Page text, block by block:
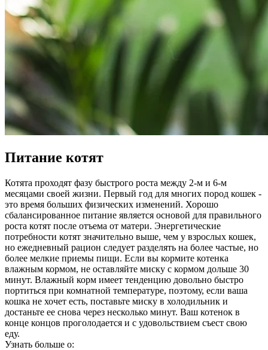
Питание котят
Котята проходят фазу быстрого роста между 2-м и 6-м
месяцами своей жизни. Первый год для многих пород кошек -
это время больших физических изменений. Хорошо
сбалансированное питание является основой для правильного
роста котят после отъема от матери. Энергетические
потребности котят значительно выше, чем у взрослых кошек,
но ежедневный рацион следует разделять на более частые, но
более мелкие приемы пищи. Если вы кормите котенка
влажным кормом, не оставляйте миску с кормом дольше 30
минут. Влажный корм имеет тенденцию довольно быстро
портиться при комнатной температуре, поэтому, если ваша
кошка не хочет есть, поставьте миску в холодильник и
достаньте ее снова через несколько минут. Ваш котенок в
конце концов проголодается и с удовольствием съест свою
еду.
Узнать больше о: